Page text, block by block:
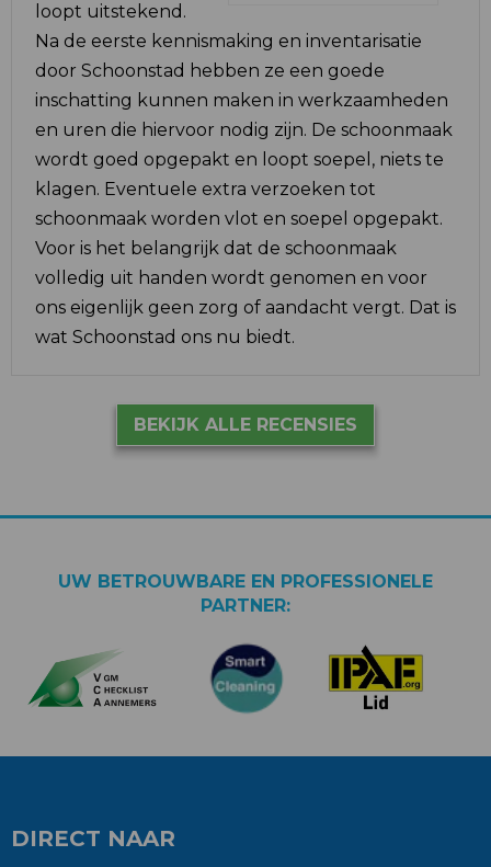
loopt uitstekend.
Na de eerste kennismaking en inventarisatie
door Schoonstad hebben ze een goede
inschatting kunnen maken in werkzaamheden
en uren die hiervoor nodig zijn. De schoonmaak
wordt goed opgepakt en loopt soepel, niets te
klagen. Eventuele extra verzoeken tot
schoonmaak worden vlot en soepel opgepakt.
Voor is het belangrijk dat de schoonmaak
volledig uit handen wordt genomen en voor
ons eigenlijk geen zorg of aandacht vergt. Dat is
wat Schoonstad ons nu biedt.
BEKIJK ALLE RECENSIES
UW BETROUWBARE EN PROFESSIONELE
PARTNER:
DIRECT NAAR